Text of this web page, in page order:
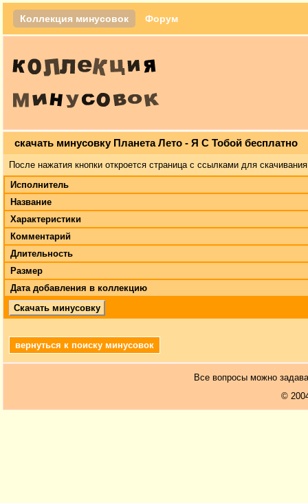
Коллекция минусовок Форум
скачать минусовку Планета Лето - Я С Тобой бесплатно
После нажатия кнопки откроется страница с ссылками для
Исполнитель
Название
Характеристики
Комментарий
Длительность
Размер
Дата добавления в коллекцию
Скачать минусовку
вернуться к поиску минусовок
Все вопросы можно
©